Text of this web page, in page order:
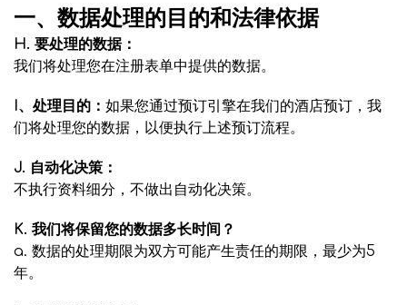
一、数据处理的目的和法律依据
H. 要处理的数据：
我们将处理您在注册表单中提供的数据。
I、处理目的： 如果您通过预订引擎在我们的酒店预订，我
们将处理您的数据，以便执行上述预订流程。
J. 自动化决策：
不执行资料细分，不做出自动化决策。
K. 我们将保留您的数据多长时间？
a. 数据的处理期限为双方可能产生责任的期限，最少为5
年。